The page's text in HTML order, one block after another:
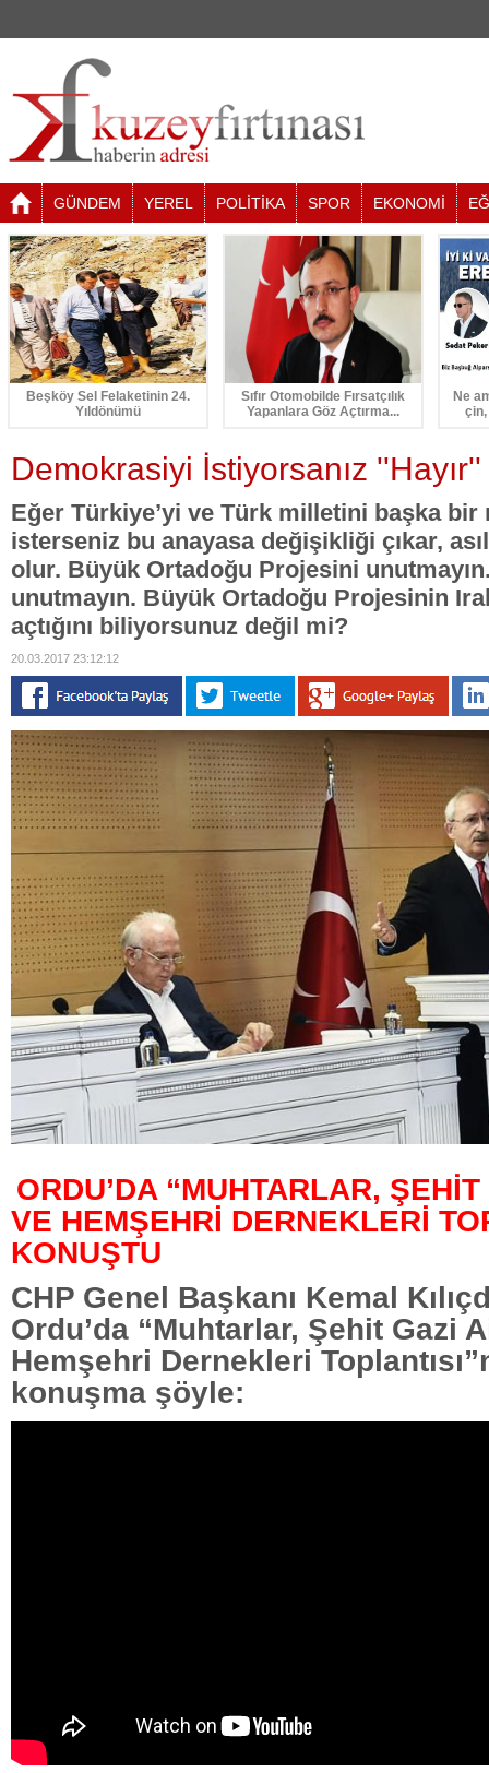
GÜNDEM YEREL POLİTİKA SPOR EKONOMİ
Beşköy Sel Felaketinin 24.
Yıldönümü
Sıfır Otomobilde Fırsatçılık
Yapanlara Göz Açtırma...
Ne
Demokrasiyi İstiyorsanız
Eğer Türkiye’yi ve Türk milletini başka bir
isterseniz bu anayasa değişikliği çıkar,
olur. Büyük Ortadoğu Projesini
unutmayın. Büyük Ortadoğu Projesinin
açtığını biliyorsunuz değil mi?
20.03.2017 23:12:12
ORDU’DA “MUHTARLAR,
VE HEMŞEHRİ DERNEKLERİ
KONUŞTU
CHP Genel Başkanı Kemal
Ordu’da “Muhtarlar, Şehit Gazi
Hemşehri Dernekleri
konuşma şöyle: